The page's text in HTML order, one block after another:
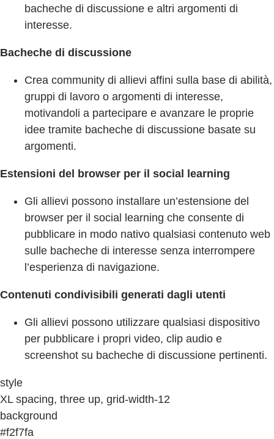
bacheche di discussione e altri argomenti di
interesse.
Bacheche di discussione
Crea community di allievi affini sulla base di abilità,
gruppi di lavoro o argomenti di interesse,
motivandoli a partecipare e avanzare le proprie
idee tramite bacheche di discussione basate su
argomenti.
Estensioni del browser per il social learning
Gli allievi possono installare un’estensione del
browser per il social learning che consente di
pubblicare in modo nativo qualsiasi contenuto web
sulle bacheche di interesse senza interrompere
l’esperienza di navigazione.
Contenuti condivisibili generati dagli utenti
Gli allievi possono utilizzare qualsiasi dispositivo
per pubblicare i propri video, clip audio e
screenshot su bacheche di discussione pertinenti.
style
XL spacing, three up, grid-width-12
background
#f2f7fa